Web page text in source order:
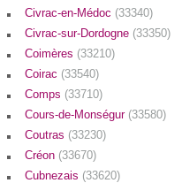
Civrac-en-Médoc (33340)
Civrac-sur-Dordogne (33350)
Coimères (33210)
Coirac (33540)
Comps (33710)
Cours-de-Monségur (33580)
Coutras (33230)
Créon (33670)
Cubnezais (33620)